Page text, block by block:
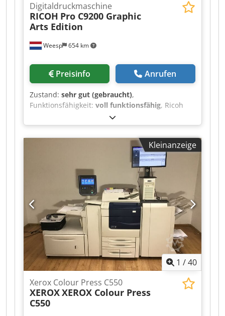
Weesp 654 km
Digitaldruckmaschine
RICOH Pro C9200 Graphic
Arts Edition
Preisinfo Anrufen
Zustand: sehr gut (gebraucht),
Funktionsfähigkeit: voll funktionsfähig, Ricoh
Pro C9200, Sonderausführung für den grafischen
Bereich. Die Maschine ist in gutem
Betriebszustand und kann in unserem
Unternehmen in Amsterdam besichtigt und
getestet werden! Crjdpozrw U Tofx Af Asf
Kleinanzeige
1 /40
Xerox Colour Press C550
XEROXXEROX Colour Press
C550